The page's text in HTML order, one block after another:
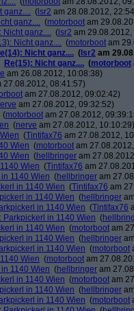
ganz.... ( lsr2 am 28.08.2012,
ganz.... (motorboot am
Nicht ganz.... ( lsr2 am 29.08.2012,
Nicht ganz.... (motorboot am
Nicht ganz.... ( lsr2 am
Re(15): Nicht ganz.... (motorboot
am 26.08.2012, 10:08:38)
27.08.2012, 08:41:57)
am 27.08.2012, 09:02:42)
am 27.08.2012, 09:32:52)
(motorboot am 27.08.2012,
(nerve am 27.08.2012, 10:10:29)
(Tintifax76 am 27.08.2012,
Wien (motorboot am
Wien (hellbringer am
Wien (Tintifax76 am
1140 Wien (hellbringer am
in 1140 Wien (Tintifax76 am
in 1140 Wien (hellbringer
in 1140 Wien (Tintifax76
Parkpickerl in 1140 Wien (
in 1140 Wien (motorboot am
in 1140 Wien (hellbringer
in 1140 Wien (motorboot
Wien (motorboot am
1140 Wien (hellbringer am
in 1140 Wien (motorboot am
in 1140 Wien (hellbringer
in 1140 Wien (motorboot